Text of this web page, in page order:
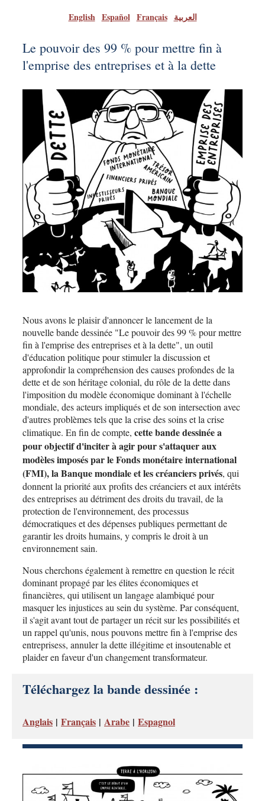
English| Español| Français| العربية
Le pouvoir des 99 % pour mettre fin à
l'emprise des entreprises et à la dette
Nous avons le plaisir d'annoncer le lancement de la
nouvelle bande dessinée "Le pouvoir des 99 % pour mettre
fin à l'emprise des entreprises et à la dette", un outil
d'éducation politique pour stimuler la discussion et
approfondir la compréhension des causes profondes de la
dette et de son héritage colonial, du rôle de la dette dans
l'imposition du modèle économique dominant à l'échelle
mondiale, des acteurs impliqués et de son intersection avec
d'autres problèmes tels que la crise des soins et la crise
climatique. En fin de compte, cette bande dessinée a
pour objectif d'inciter à agir pour s'attaquer aux
modèles imposés par le Fonds monétaire international
(FMI), la Banque mondiale et les créanciers privés, qui
donnent la priorité aux profits des créanciers et aux intérêts
des entreprises au détriment des droits du travail, de la
protection de l'environnement, des processus
démocratiques et des dépenses publiques permettant de
garantir les droits humains, y compris le droit à un
environnement sain.
Nous cherchons également à remettre en question le récit
dominant propagé par les élites économiques et
financières, qui utilisent un langage alambiqué pour
masquer les injustices au sein du système. Par conséquent,
il s'agit avant tout de partager un récit sur les possibilités et
un rappel qu'unis, nous pouvons mettre fin à l'emprise des
entreprisess, annuler la dette illégitime et insoutenable et
plaider en faveur d'un changement transformateur.
Téléchargez la bande dessinée :
Anglais | Français | Arabe | Espagnol